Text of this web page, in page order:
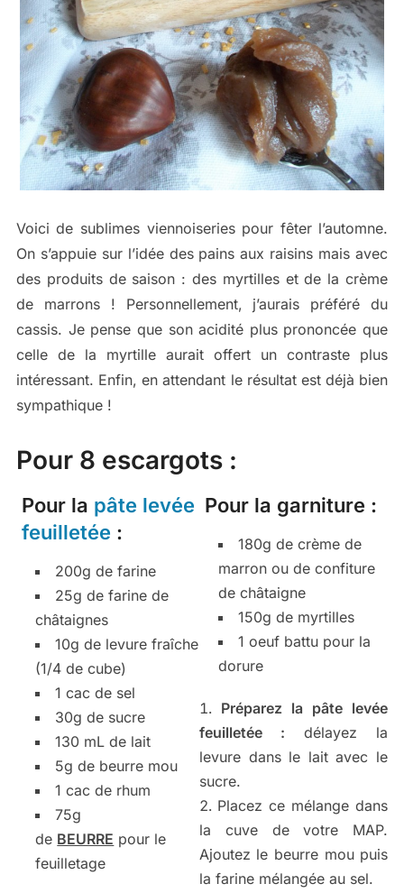
Voici de sublimes viennoiseries pour fêter l’automne.
On s’appuie sur l’idée des pains aux raisins mais avec
des produits de saison : des myrtilles et de la crème
de marrons ! Personnellement, j’aurais préféré du
cassis. Je pense que son acidité plus prononcée que
celle de la myrtille aurait offert un contraste plus
intéressant. Enfin, en attendant le résultat est déjà bien
sympathique !
Pour 8 escargots :
Pour la pâte levée
feuilletée :
200g de farine
25g de farine de
châtaignes
10g de levure fraîche
(1/4 de cube)
1 cac de sel
30g de sucre
130 mL de lait
5g de beurre mou
1 cac de rhum
75g
de BEURRE pour le
feuilletage
Pour la garniture :
180g de crème de
marron ou de confiture
de châtaigne
150g de myrtilles
1 oeuf battu pour la
dorure
Préparez la pâte levée
feuilletée : délayez la
levure dans le lait avec le
sucre.
Placez ce mélange dans
la cuve de votre MAP.
Ajoutez le beurre mou puis
la farine mélangée au sel.